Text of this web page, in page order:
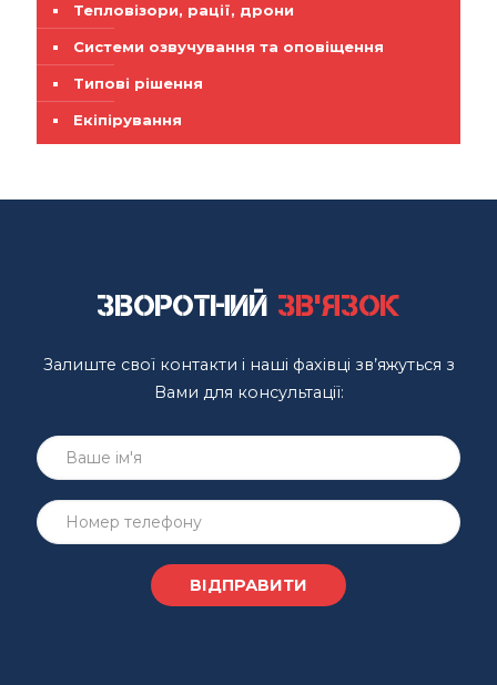
Тепловізори, рації, дрони
Системи озвучування та оповіщення
Типові рішення
Екіпірування
Зворотний зв'язок
Залиште свої контакти і наші фахівці зв’яжуться з
Вами для консультації: